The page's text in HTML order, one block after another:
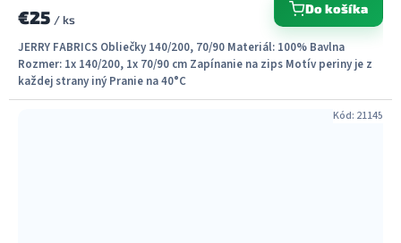
€25 / ks
Do košíka
JERRY FABRICS Obliečky 140/200, 70/90 Materiál: 100% Bavlna
Rozmer: 1x 140/200, 1x 70/90 cm Zapínanie na zips Motív periny je z
každej strany iný Pranie na 40°C
Kód: 21145